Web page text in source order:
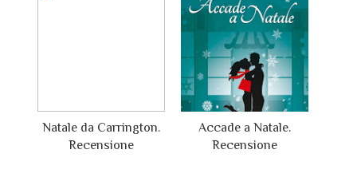
Natale da Carrington.
Recensione
Accade a Natale.
Recensione